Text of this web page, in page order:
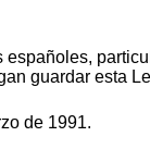
españoles,
guardar esta
de 1991.